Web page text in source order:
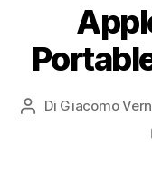
Autore
Di Giacomo